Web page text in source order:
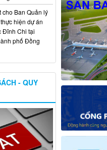
Ban Quản lý
hiện dự án
Đĩnh Chi tại
phố Đồng
- QUY